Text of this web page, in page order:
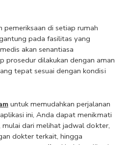
di setiap rumah
pada fasilitas yang
akan senantiasa
prosedur dilakukan dengan aman
tepat sesuai dengan kondisi
untuk memudahkan perjalanan
ini, Anda dapat menikmati
dari melihat jadwal dokter,
dokter terkait, hingga